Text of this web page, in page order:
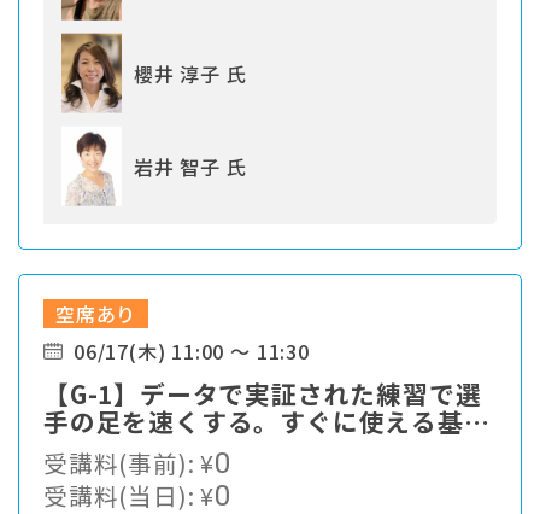
櫻井 淳子 氏
岩井 智子 氏
空席あり
06/17(木) 11:00 ～ 11:30
【G-1】データで実証された練習で選
手の足を速くする。すぐに使える基本
をお伝えします。
受講料(事前):¥0
受講料(当日):¥0